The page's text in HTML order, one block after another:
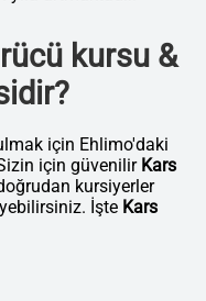
kursu &
için Ehlimo'daki
için güvenilir Kars
kursiyerler
İşte Kars